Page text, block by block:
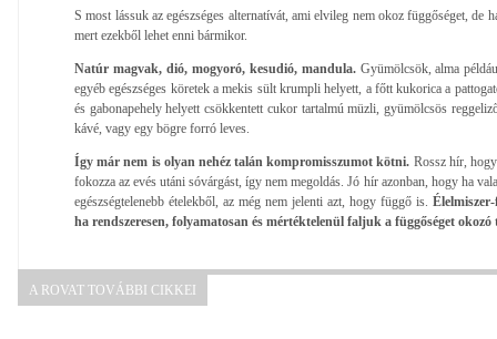
S most lássuk az egészséges alternatívát, ami elvileg nem okoz függőséget, de
mert ezekből lehet enni bármikor.
Natúr magvak, dió, mogyoró, kesudió, mandula. Gyümölcsök, alma
egyéb egészséges köretek a mekis sült krumpli helyett, a főtt kukorica a
és gabonapehely helyett csökkentett cukor tartalmú müzli, gyümölcsös
kávé, vagy egy bögre forró leves.
Így már nem is olyan nehéz talán kompromisszumot kötni. Rossz hír,
fokozza az evés utáni sóvárgást, így nem megoldás. Jó hír azonban, hogy ha
egészségtelenebb ételekből, az még nem jelenti azt, hogy függő is.
ha rendszeresen, folyamatosan és mértéktelenül faljuk a függőséget
A ROVAT TOVÁBBI CIKKEI